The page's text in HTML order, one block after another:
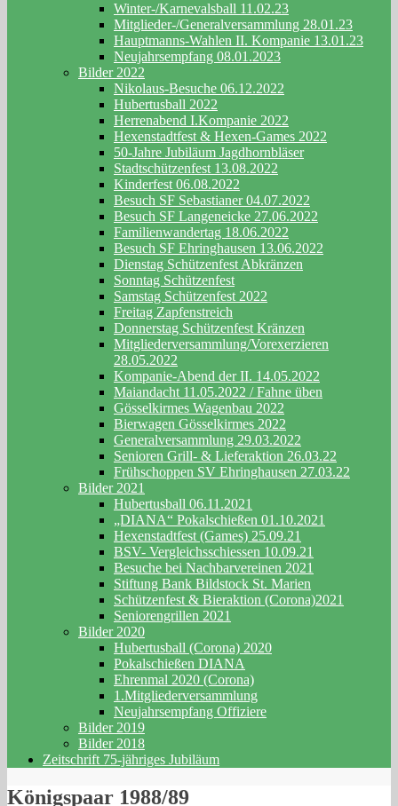
Winter-/Karnevalsball 11.02.23
Mitglieder-/Generalversammlung 28.01.23
Hauptmanns-Wahlen II. Kompanie 13.01.23
Neujahrsempfang 08.01.2023
Bilder 2022
Nikolaus-Besuche 06.12.2022
Hubertusball 2022
Herrenabend I.Kompanie 2022
Hexenstadtfest & Hexen-Games 2022
50-Jahre Jubiläum Jagdhornbläser
Stadtschützenfest 13.08.2022
Kinderfest 06.08.2022
Besuch SF Sebastianer 04.07.2022
Besuch SF Langeneicke 27.06.2022
Familienwandertag 18.06.2022
Besuch SF Ehringhausen 13.06.2022
Dienstag Schützenfest Abkränzen
Sonntag Schützenfest
Samstag Schützenfest 2022
Freitag Zapfenstreich
Donnerstag Schützenfest Kränzen
Mitgliederversammlung/Vorexerzieren
28.05.2022
Kompanie-Abend der II. 14.05.2022
Maiandacht 11.05.2022 / Fahne üben
Gösselkirmes Wagenbau 2022
Bierwagen Gösselkirmes 2022
Generalversammlung 29.03.2022
Senioren Grill- & Lieferaktion 26.03.22
Frühschoppen SV Ehringhausen 27.03.22
Bilder 2021
Hubertusball 06.11.2021
„DIANA“ Pokalschießen 01.10.2021
Hexenstadtfest (Games) 25.09.21
BSV- Vergleichsschiessen 10.09.21
Besuche bei Nachbarvereinen 2021
Stiftung Bank Bildstock St. Marien
Schützenfest & Bieraktion (Corona)2021
Seniorengrillen 2021
Bilder 2020
Hubertusball (Corona) 2020
Pokalschießen DIANA
Ehrenmal 2020 (Corona)
1.Mitgliederversammlung
Neujahrsempfang Offiziere
Bilder 2019
Bilder 2018
Zeitschrift 75-jähriges Jubiläum
Königspaar 1988/89